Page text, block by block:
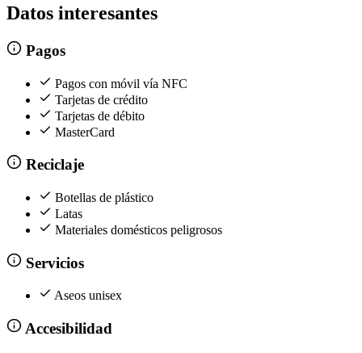
Datos interesantes
Pagos
Pagos con móvil vía NFC
Tarjetas de crédito
Tarjetas de débito
MasterCard
Reciclaje
Botellas de plástico
Latas
Materiales domésticos peligrosos
Servicios
Aseos unisex
Accesibilidad